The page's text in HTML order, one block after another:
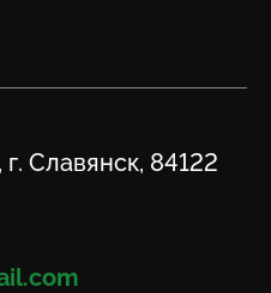
Славянск, 84122